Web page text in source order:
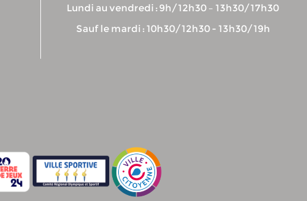
Lundi au vendredi : 9h/12h30 – 13h30/17h30
Sauf le mardi : 10h30/12h30 - 13h30/19h